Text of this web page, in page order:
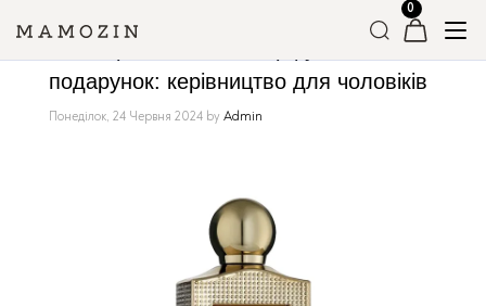
подарунок: керівництво для чоловіків
Понеділок, 24 Червня 2024 by Admin